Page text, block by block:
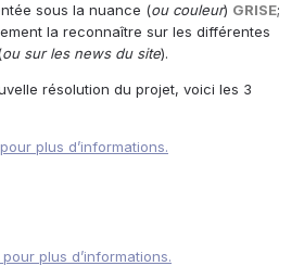
sous la nuance (ou couleur) GRISE;
la reconnaître sur les différentes
ou sur les news du site).
résolution du projet, voici les 3
plus d’informations.
plus d’informations.